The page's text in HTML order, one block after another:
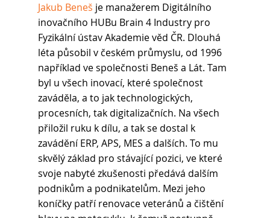
Jakub Beneš je manažerem Digitálního
inovačního HUBu Brain 4 Industry pro
Fyzikální ústav Akademie věd ČR. Dlouhá
léta působil v českém průmyslu, od 1996
například ve společnosti Beneš a Lát. Tam
byl u všech inovací, které společnost
zaváděla, a to jak technologických,
procesních, tak digitalizačních. Na všech
přiložil ruku k dílu, a tak se dostal k
zavádění ERP, APS, MES a dalších. To mu
skvělý základ pro stávající pozici, ve které
svoje nabyté zkušenosti předává dalším
podnikům a podnikatelům. Mezi jeho
koníčky patří renovace veteránů a čištění